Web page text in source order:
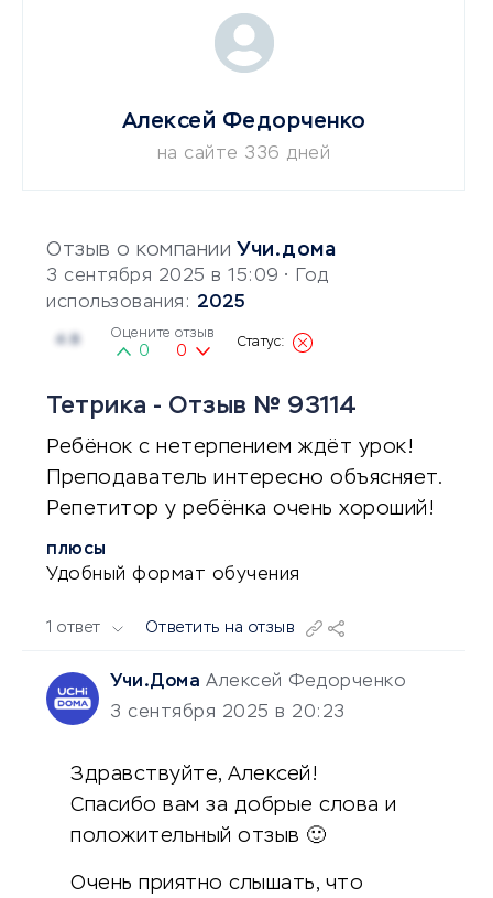
Отзыв о компании Учи.дома
3 сентября 2025 в 15:09 • Год
использования: 2025
Оцените отзыв
0 0
Тетрика - Отзыв № 93114
Ребёнок с нетерпением ждёт урок!
Преподаватель интересно объясняет.
Репетитор у ребёнка очень хороший!
ПЛЮСЫ
Удобный формат обучения
1 ответ Ответить на отзыв
Учи.Дома Алексей Федорченко
3 сентября 2025 в 20:23
Здравствуйте, Алексей!
Спасибо вам за добрые слова и
положительный отзыв 🙂
Очень приятно слышать, что
Алексей Федорченко
на сайте 336 дней